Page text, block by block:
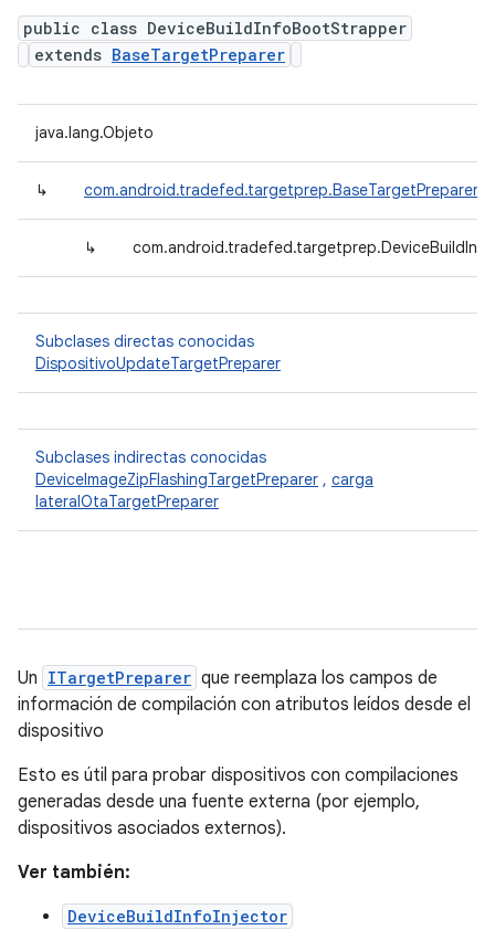
public class DeviceBuildInfoBootStrapper
extends BaseTargetPreparer
java.lang.Objeto
↳ com.android.tradefed.targetprep.BaseTargetPreparer
↳
Subclases directas conocidas
DispositivoUpdateTargetPreparer
Subclases indirectas conocidas
DeviceImageZipFlashingTargetPreparer , carga
lateralOtaTargetPreparer
Un ITargetPreparer que reemplaza los campos de
información de compilación con atributos leídos desde el
dispositivo
Esto es útil para probar dispositivos con compilaciones
generadas desde una fuente externa (por ejemplo,
dispositivos asociados externos).
Ver también:
DeviceBuildInfoInjector